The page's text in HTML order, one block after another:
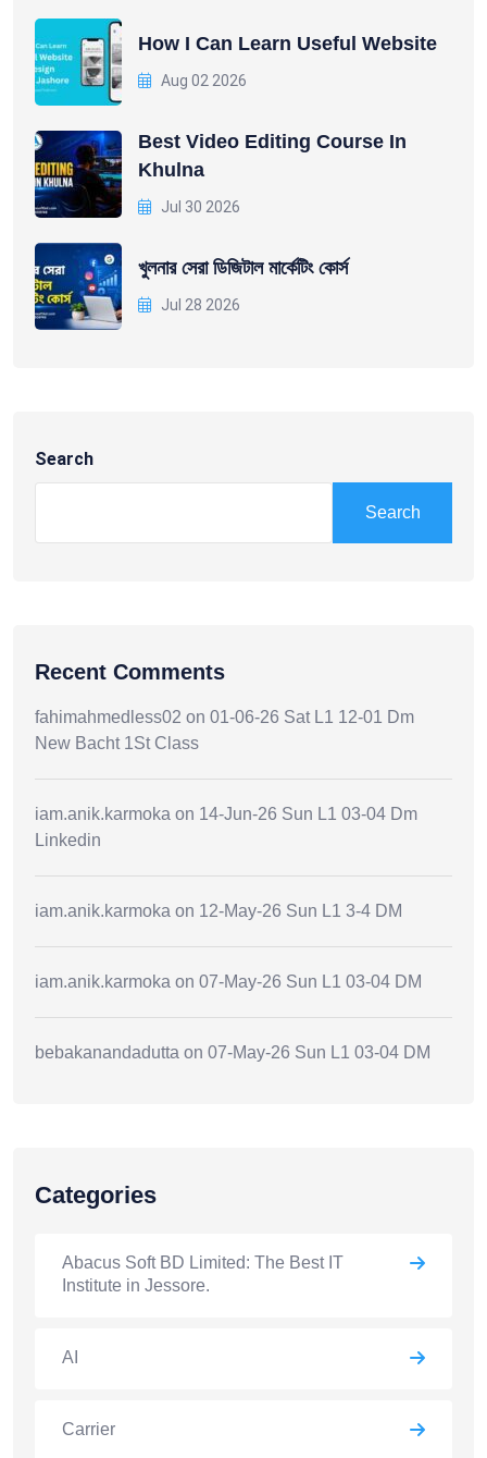
How I Can Learn Useful Website
Aug 02 2026
Best Video Editing Course In
Khulna
Jul 30 2026
খুলনার সেরা ডিজিটাল মার্কেটিং কোর্স
Jul 28 2026
Search
Search
Recent Comments
fahimahmedless02 on 01-06-26 Sat L1 12-01 Dm
New Bacht 1St Class
iam.anik.karmoka on 14-Jun-26 Sun L1 03-04 Dm
Linkedin
iam.anik.karmoka on 12-May-26 Sun L1 3-4 DM
iam.anik.karmoka on 07-May-26 Sun L1 03-04 DM
bebakanandadutta on 07-May-26 Sun L1 03-04 DM
Categories
Abacus Soft BD Limited: The Best IT
Institute in Jessore.
AI
Carrier